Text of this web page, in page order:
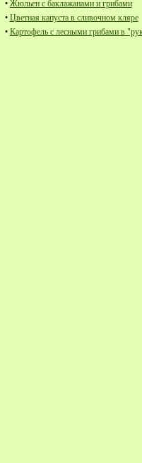
• Жюльен с баклажанами и грибами
• Цветная капуста в сливочном кляре
• Картофель с лесными грибами в